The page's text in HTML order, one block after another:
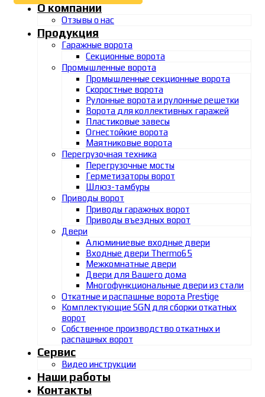
О компании
Отзывы о нас
Продукция
Гаражные ворота
Секционные ворота
Промышленные ворота
Промышленные секционные ворота
Скоростные ворота
Рулонные ворота и рулонные решетки
Ворота для коллективных гаражей
Пластиковые завесы
Огнестойкие ворота
Маятниковые ворота
Перегрузочная техника
Перегрузочные мосты
Герметизаторы ворот
Шлюз-тамбуры
Приводы ворот
Приводы гаражных ворот
Приводы въездных ворот
Двери
Алюминиевые входные двери
Входные двери Thermo65
Межкомнатные двери
Двери для Вашего дома
Многофункциональные двери из стали
Откатные и распашные ворота Prestige
Комплектующие SGN для сборки откатных
ворот
Собственное производство откатных и
распашных ворот
Сервис
Видео инструкции
Наши работы
Контакты